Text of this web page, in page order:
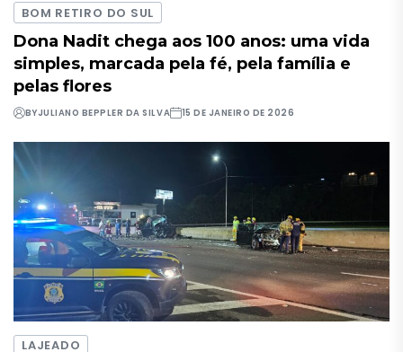
BOM RETIRO DO SUL
Dona Nadit chega aos 100 anos: uma vida
simples, marcada pela fé, pela família e
pelas flores
BYJULIANO BEPPLER DA SILVA 15 DE JANEIRO DE 2026
LAJEADO